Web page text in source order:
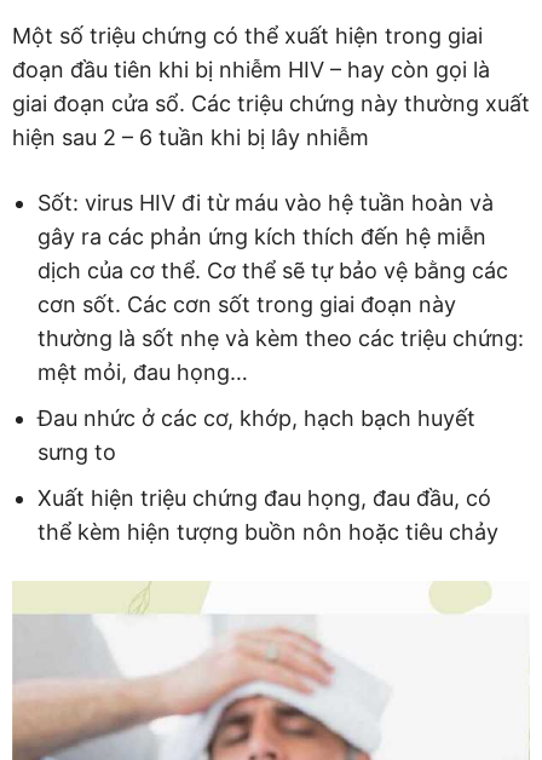
Một số triệu chứng có thể xuất hiện trong giai
đoạn đầu tiên khi bị nhiễm HIV – hay còn gọi là
giai đoạn cửa sổ. Các triệu chứng này thường xuất
hiện sau 2 – 6 tuần khi bị lây nhiễm
Sốt: virus HIV đi từ máu vào hệ tuần hoàn và
gây ra các phản ứng kích thích đến hệ miễn
dịch của cơ thể. Cơ thể sẽ tự bảo vệ bằng các
cơn sốt. Các cơn sốt trong giai đoạn này
thường là sốt nhẹ và kèm theo các triệu chứng:
mệt mỏi, đau họng…
Đau nhức ở các cơ, khớp, hạch bạch huyết
sưng to
Xuất hiện triệu chứng đau họng, đau đầu, có
thể kèm hiện tượng buồn nôn hoặc tiêu chảy